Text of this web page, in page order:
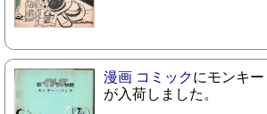
漫画 コミックにモンキ
が入荷しました。